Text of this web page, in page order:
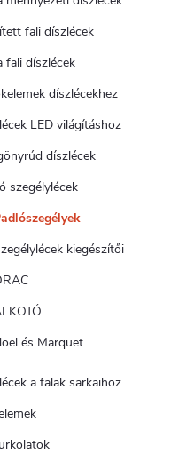
fali díszlécek
fali díszlécek
díszlécekhez
LED világításhoz
díszlécek
szegélylécek
kiegészítői
és Marquet
a falak sarkaihoz